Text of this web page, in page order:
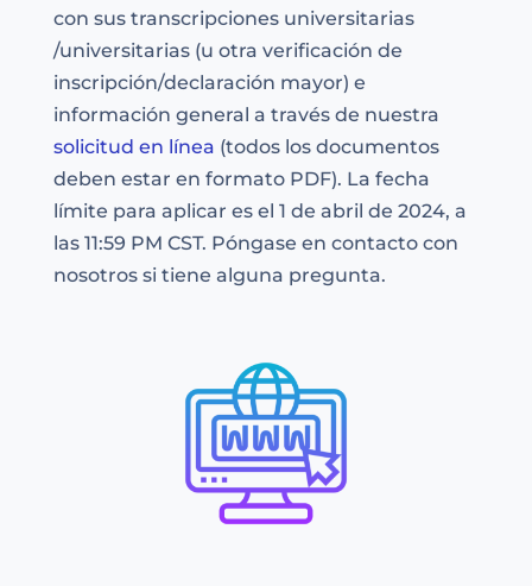
con sus transcripciones universitarias
/universitarias (u otra verificación de
inscripción/declaración mayor) e
información general a través de nuestra
solicitud en línea (todos los documentos
deben estar en formato PDF). La fecha
límite para aplicar es el 1 de abril de 2024, a
las 11:59 PM CST. Póngase en contacto con
nosotros si tiene alguna pregunta.